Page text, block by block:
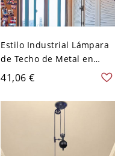
Estilo Industrial Lámpara
de Techo de Metal en
Cobre Semi Plafón 1
Cabeza de Marco de
Hexaedro para Corredor -
Cobre 110 A 120 V
41,06 €